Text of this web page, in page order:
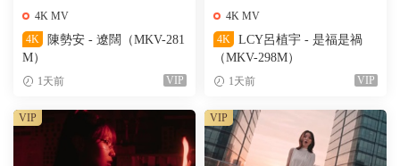
4K MV
4K
陳勢安 - 遼闊（MKV-281
M）
1天前 VIP
4K MV
4K
LCY呂植宇 - 是福是禍
（MKV-298M）
1天前 VIP
VIP VIP